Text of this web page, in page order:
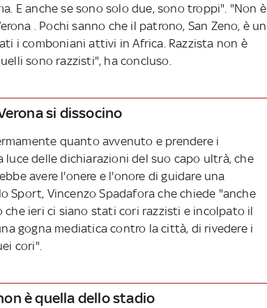
E anche se sono solo due, sono troppi". "Non è
. Pochi sanno che il patrono, San Zeno, è un
i comboniani attivi in Africa. Razzista non è
sono razzisti", ha concluso.
si dissocino
quanto avvenuto e prendere i
luce delle dichiarazioni del suo capo ultrà, che
avere l'onere e l'onore di guidare una
Sport, Vincenzo Spadafora che chiede "anche
che ieri ci siano stati cori razzisti e incolpato il
gogna mediatica contro la città, di rivedere i
cori".
è quella dello stadio